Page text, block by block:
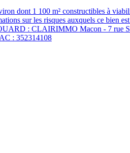
dont 1 100 m² constructibles à
sur les risques auxquels ce bien
: CLAIRIMMO Macon - 7
: 352314108